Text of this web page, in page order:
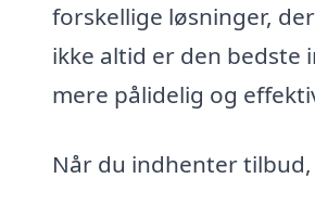
forskellige løsninger,
ikke altid er den
mere pålidelig og
Når du indhenter